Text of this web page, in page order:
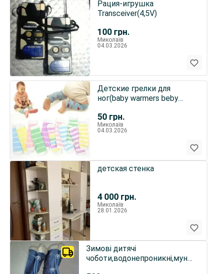
100 грн.
Рация-игрушка
Transceiver(4,5V)
Миколаїв
04.03.2026
50 грн.
Детские грелки для
ног(baby warmers beby
Миколаїв
04.03.2026
4 000 грн.
детская стенка
Миколаїв
28.01.2026
Зимові дитячі
чоботи,водонепроникні,мунбути